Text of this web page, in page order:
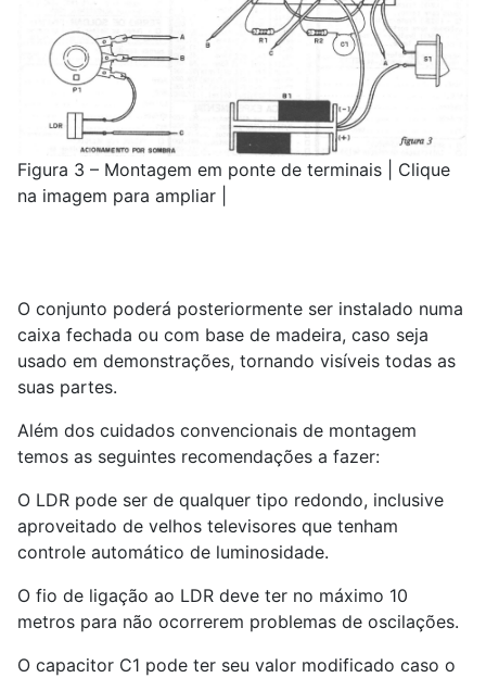
Figura 3 – Montagem em ponte de terminais | Clique
na imagem para ampliar |
O conjunto poderá posteriormente ser instalado numa
caixa fechada ou com base de madeira, caso seja
usado em demonstrações, tornando visíveis todas as
suas partes.
Além dos cuidados convencionais de montagem
temos as seguintes recomendações a fazer:
O LDR pode ser de qualquer tipo redondo, inclusive
aproveitado de velhos televisores que tenham
controle automático de luminosidade.
O fio de ligação ao LDR deve ter no máximo 10
metros para não ocorrerem problemas de oscilações.
O capacitor C1 pode ter seu valor modificado caso o